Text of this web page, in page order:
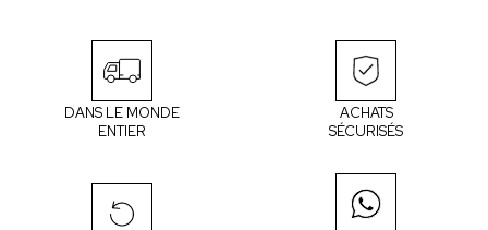
DANS LE MONDE
ENTIER
ACHATS
SÉCURISÉS